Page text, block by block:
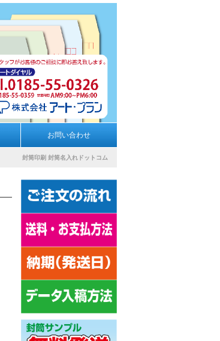
お問い合わせ
封筒印刷 封筒名入れドットコム